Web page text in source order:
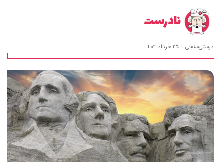
نادرست
درستی‌سنجی ۲۵ خرداد ۱۴۰۴